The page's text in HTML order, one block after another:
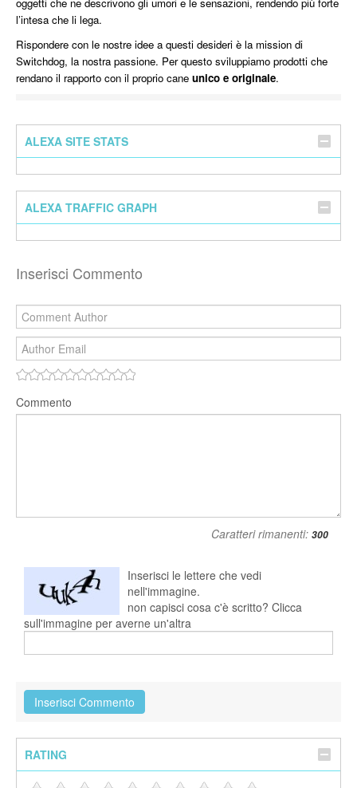
l’intesa che li lega.
Rispondere con le nostre idee a questi desideri è la mission di
Switchdog, la nostra passione. Per questo sviluppiamo prodotti che
rendano il rapporto con il proprio cane unico e originale.
ALEXA SITE STATS
ALEXA TRAFFIC GRAPH
Inserisci Commento
Commento
Caratteri rimanenti:
Inserisci le lettere che vedi
nell'immagine.
non capisci cosa c'è scritto? Clicca
sull'immagine per averne un'altra
RATING